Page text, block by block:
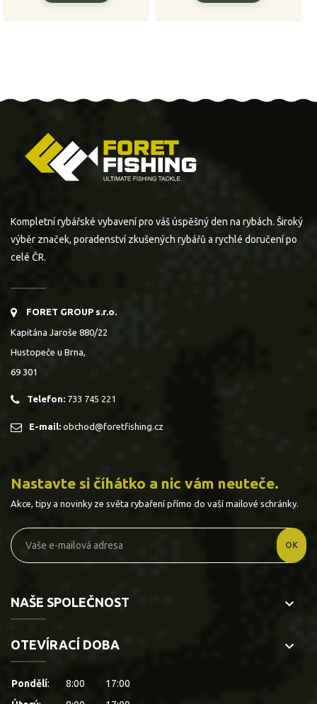
Kompletní rybářské vybavení pro váš úspěšný den na rybách. Široký
výběr značek, poradenství zkušených rybářů a rychlé doručení po
celé ČR.
FORET GROUP s.r.o.
Kapitána Jaroše 880/22
Hustopeče u Brna,
69 301
Telefon: 733 745 221
E-mail: obchod@foretfishing.cz
Nastavte si číhátko a nic vám neuteče.
Akce, tipy a novinky ze světa rybaření přímo do vaší mailové schránky.
NAŠE SPOLEČNOST keyboard_arrow_down
OTEVÍRACÍ DOBA keyboard_arrow_down
Pondělí: 8:00
17:00